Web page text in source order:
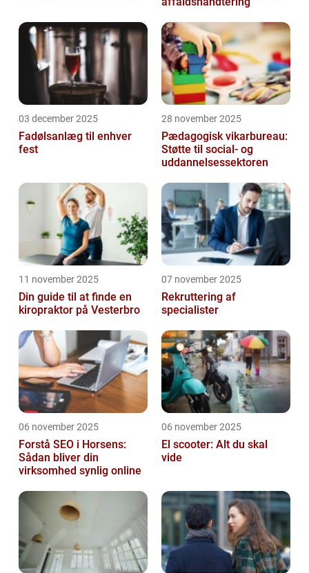
03 december 2025
Fadølsanlæg til enhver
fest
28 november 2025
Pædagogisk vikarbureau:
Støtte til social- og
uddannelsessektoren
11 november 2025
Din guide til at finde en
kiropraktor på Vesterbro
07 november 2025
Rekruttering af
specialister
06 november 2025
Forstå SEO i Horsens:
Sådan bliver din
virksomhed synlig online
06 november 2025
El scooter: Alt du skal
vide